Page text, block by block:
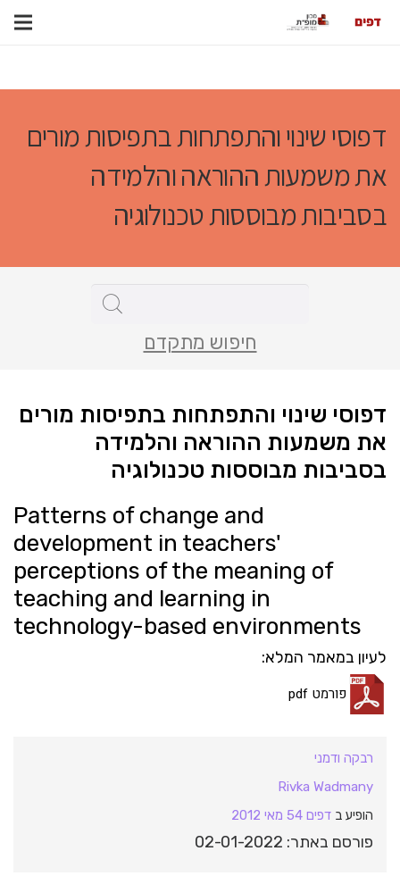
דפוסי שינוי והתפתחות בתפיסות מורים
את משמעות ההוראה והלמידה
בסביבות מבוססות טכנולוגיה
חיפוש מתקדם
דפוסי שינוי והתפתחות בתפיסות מורים
את משמעות ההוראה והלמידה
בסביבות מבוססות טכנולוגיה
Patterns of change and
development in teachers'
perceptions of the meaning of
teaching and learning in
technology-based environments
לעיון במאמר המלא:
פורמט pdf
רבקה ודמני
Rivka Wadmany
הופיע ב דפים 54 מאי 2012
פורסם באתר: 02-01-2022